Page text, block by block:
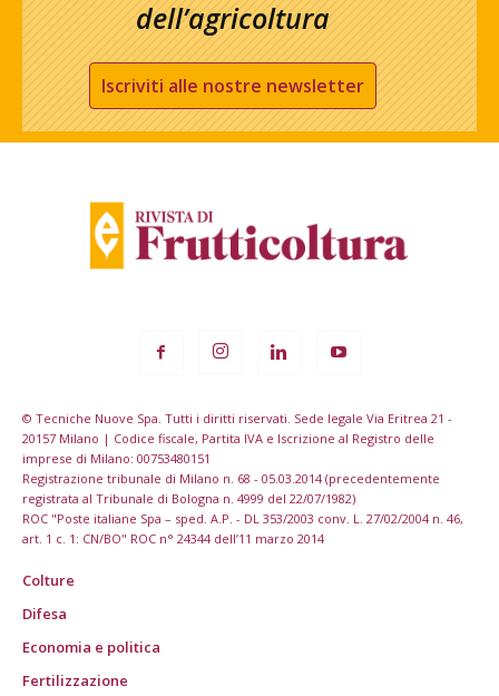
dell’agricoltura
Iscriviti alle nostre newsletter
© Tecniche Nuove Spa. Tutti i diritti riservati. Sede legale Via Eritrea 21 -
20157 Milano | Codice fiscale, Partita IVA e Iscrizione al Registro delle
imprese di Milano: 00753480151
Registrazione tribunale di Milano n. 68 - 05.03.2014 (precedentemente
registrata al Tribunale di Bologna n. 4999 del 22/07/1982)
ROC "Poste italiane Spa – sped. A.P. - DL 353/2003 conv. L. 27/02/2004 n. 46,
art. 1 c. 1: CN/BO" ROC n° 24344 dell’11 marzo 2014
Colture
Difesa
Economia e politica
Fertilizzazione